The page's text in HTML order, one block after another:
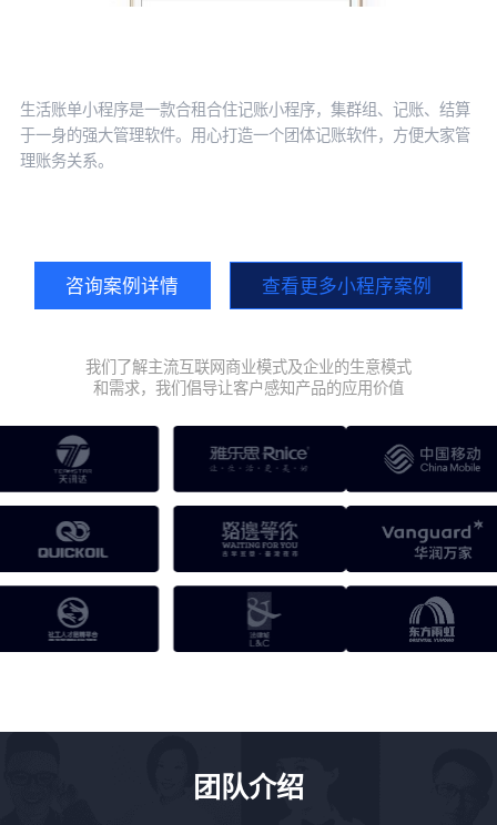
生活账单小程序是一款合租合住记账小程序，集群组、记账、结算
于一身的强大管理软件。用心打造一个团体记账软件，方便大家管
理账务关系。
咨询案例详情 查看更多小程序案例
我们了解主流互联网商业模式及企业的生意模式
和需求，我们倡导让客户感知产品的应用价值
团队介绍